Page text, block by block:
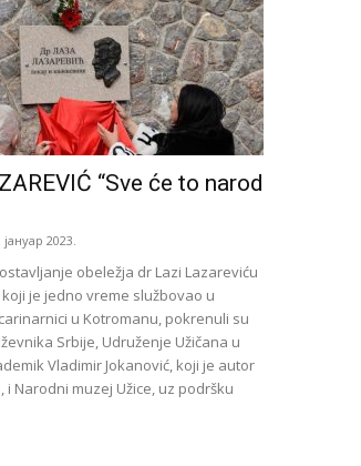
“Sve će to narod
јануар 2023.
obeležja dr Lazi Lazareviću
je jedno vreme službovao u
u Kotromanu, pokrenuli su
Srbije, Udruženje Užičana u
Vladimir Jokanović, koji je autor
i Narodni muzej Užice, uz podršku